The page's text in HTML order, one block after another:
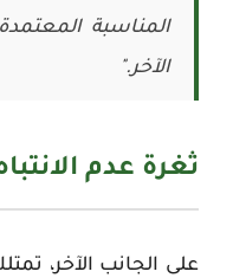
المناسبة
الآخر."
ثغرة عدم
على الجانب الآخر،